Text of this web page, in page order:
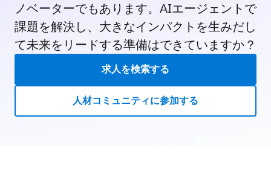
ノベーターでもあります。AIエージェントで
課題を解決し、大きなインパクトを生みだし
て未来をリードする準備はできていますか？
求人を検索する
人材コミュニティに参加する